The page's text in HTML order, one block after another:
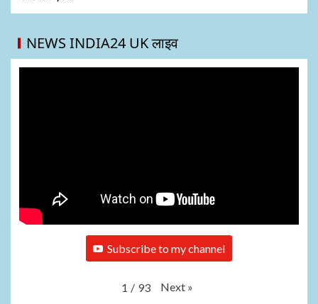
NEWS INDIA24 UK लाइव
Subscribe to my channel
1 / 93 Next »